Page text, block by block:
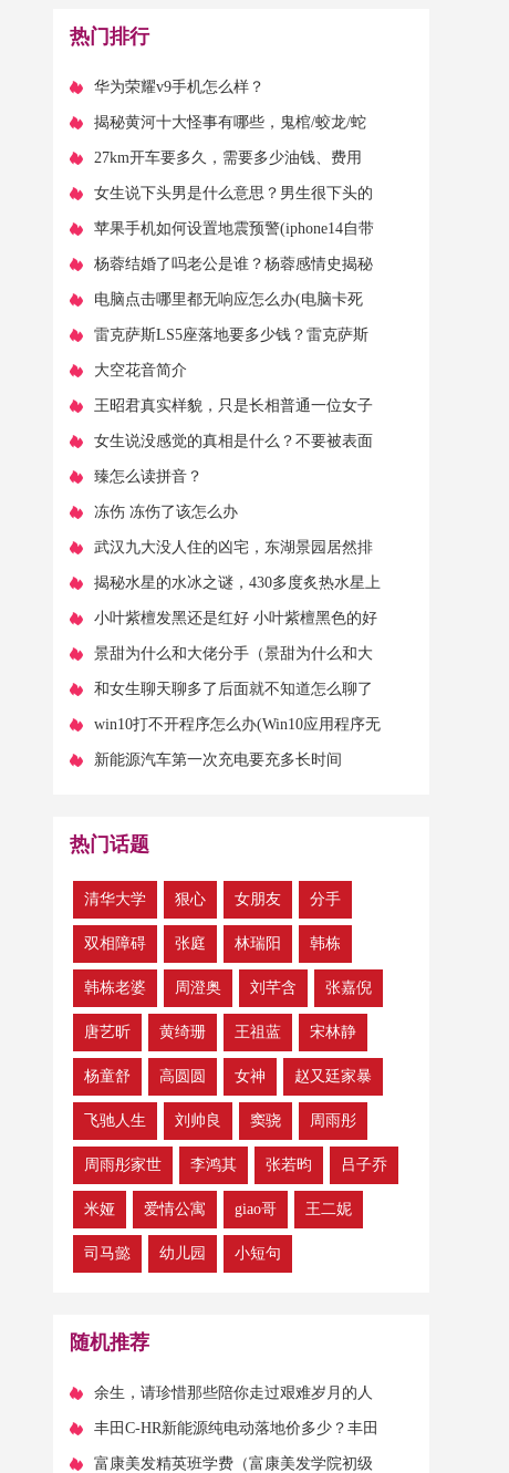
热门排行
​华为荣耀v9手机怎么样？
​揭秘黄河十大怪事有哪些，鬼棺/蛟龙/蛇
怪/鱼怪纷纷现身黄河
​27km开车要多久，需要多少油钱、费用
​女生说下头男是什么意思？男生很下头的
行为
​苹果手机如何设置地震预警(iphone14自带
地震警报怎么开)
​杨蓉结婚了吗老公是谁？杨蓉感情史揭秘
​电脑点击哪里都无响应怎么办(电脑卡死
了,鼠标也用不了了咋办)
​雷克萨斯LS5座落地要多少钱？雷克萨斯
LS官方价
​大空花音简介
​王昭君真实样貌，只是长相普通一位女子
(审美观不同)
​女生说没感觉的真相是什么？不要被表面
意思骗了
​臻怎么读拼音？
​冻伤 冻伤了该怎么办
​武汉九大没人住的凶宅，东湖景园居然排
第一/升降机坠落导致19人惨死
​揭秘水星的水冰之谜，430多度炙热水星上
面竟还有冰山存在
​小叶紫檀发黑还是红好 小叶紫檀黑色的好
还是红色的好
​景甜为什么和大佬分手（景甜为什么和大
佬分手天涯）
​和女生聊天聊多了后面就不知道怎么聊了
​win10打不开程序怎么办(Win10应用程序无
法正常启动(0xc0000142) 问题解决方
​新能源汽车第一次充电要充多长时间
热门话题
​清华大学 狠心 ​女朋友 分手
​双相障碍 张庭 林瑞阳 韩栋
韩栋老婆 周澄奥 刘芊含 张嘉倪
唐艺昕 黄绮珊 王祖蓝 宋林静
杨童舒 高圆圆 女神 赵又廷家暴
飞驰人生 刘帅良 窦骁 周雨彤
周雨彤家世 李鸿其 张若昀 吕子乔
米娅 爱情公寓 giao哥 王二妮
司马懿 ​幼儿园 小短句
随机推荐
​余生，请珍惜那些陪你走过艰难岁月的人
​丰田C-HR新能源纯电动落地价多少？丰田
C-HR新能源优惠价
​富康美发精英班学费（富康美发学院初级